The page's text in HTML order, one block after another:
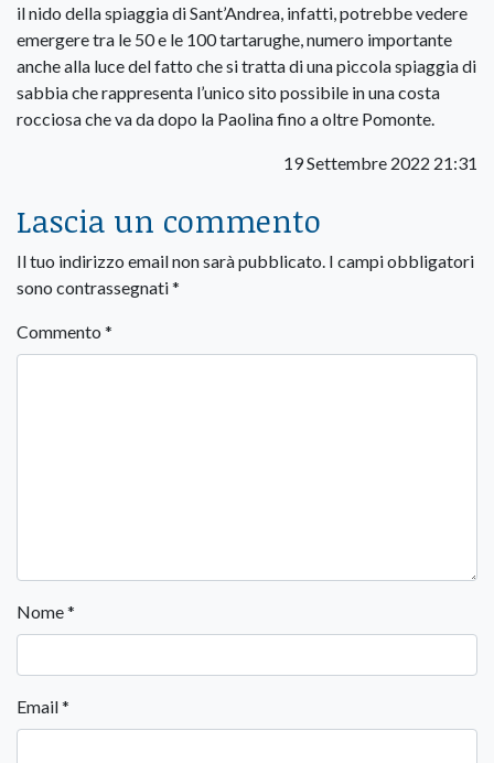
il nido della spiaggia di Sant’Andrea, infatti, potrebbe vedere
emergere tra le 50 e le 100 tartarughe, numero importante
anche alla luce del fatto che si tratta di una piccola spiaggia di
sabbia che rappresenta l’unico sito possibile in una costa
rocciosa che va da dopo la Paolina fino a oltre Pomonte.
19 Settembre 2022 21:31
Lascia un commento
Il tuo indirizzo email non sarà pubblicato. I campi obbligatori
sono contrassegnati*
Commento *
Nome*
Email*